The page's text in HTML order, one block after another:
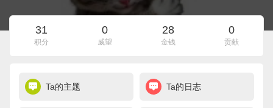
31
积分
0
威望
28
金钱
0
贡献
Ta的主题 Ta的日志